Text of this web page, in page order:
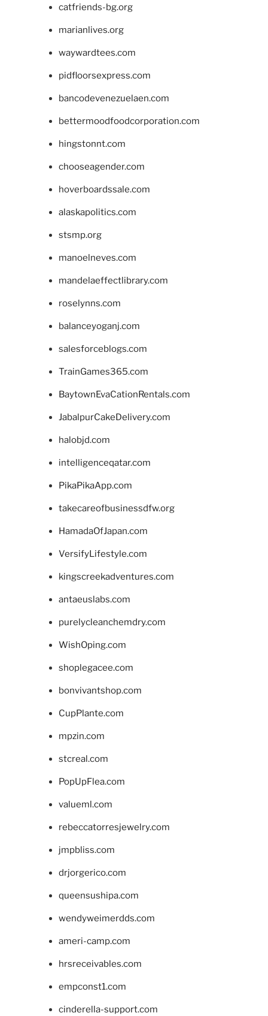
catfriends-bg.org
marianlives.org
waywardtees.com
pidfloorsexpress.com
bancodevenezuelaen.com
bettermoodfoodcorporation.com
hingstonnt.com
chooseagender.com
hoverboardssale.com
alaskapolitics.com
stsmp.org
manoelneves.com
mandelaeffectlibrary.com
roselynns.com
balanceyoganj.com
salesforceblogs.com
TrainGames365.com
BaytownEvaCationRentals.com
JabalpurCakeDelivery.com
halobjd.com
intelligenceqatar.com
PikaPikaApp.com
takecareofbusinessdfw.org
HamadaOfJapan.com
VersifyLifestyle.com
kingscreekadventures.com
antaeuslabs.com
purelycleanchemdry.com
WishOping.com
shoplegacee.com
bonvivantshop.com
CupPlante.com
mpzin.com
stcreal.com
PopUpFlea.com
valueml.com
rebeccatorresjewelry.com
jmpbliss.com
drjorgerico.com
queensushipa.com
wendyweimerdds.com
ameri-camp.com
hrsreceivables.com
empconst1.com
cinderella-support.com